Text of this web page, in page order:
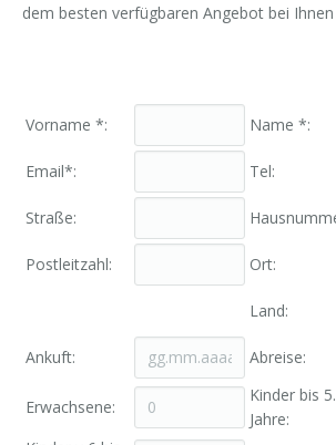
dem besten verfügbaren Angebot bei
Vorname *: Name *:
Email*: Tel:
Straße:
Postleitzahl: Ort:
Land:
Ankuft: Abreise:
Erwachsene:
Kinder bis 5.
Jahre: